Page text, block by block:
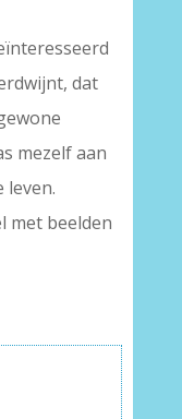
dat
mezelf aan
leven.
met beelden